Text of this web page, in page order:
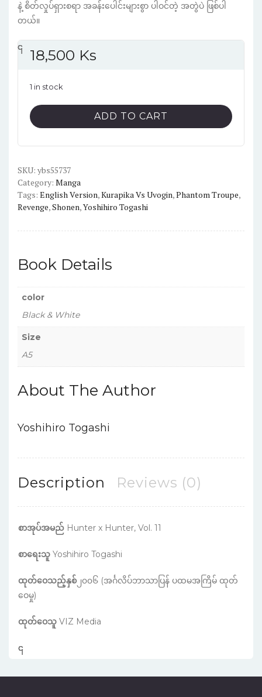
နဲ့ စိတ်လှုပ်ရှားစရာ အခန်းပေါင်းများစွာ ပါဝင်တဲ့ အတွဲပဲ ဖြစ်ပါ
တယ်။
၎
င
၎
၎ 18,500 Ks
1 in stock
Hunter
x
English
Version
Manga
quantity
ADD TO CART
SKU: ybs55737
Category: Manga
Tags: English Version,Kurapika Vs Uvogin,Phantom Troupe,
Revenge,Shonen,Yoshihiro Togashi
Book Details
color
Black & White
Size
A5
About The Author
Yoshihiro Togashi
Description Reviews (0)
စာအုပ်အမည် Hunter x Hunter, Vol. 11
စာရေးသူ Yoshihiro Togashi
ထုတ်ဝေသည့်နှစ်၂၀၀၆ (အင်္ဂလိပ်ဘာသာပြန် ပထမအကြိမ် ထုတ်
ဝေမှု)
ထုတ်ဝေသူ VIZ Media
၎
င
၎
၎